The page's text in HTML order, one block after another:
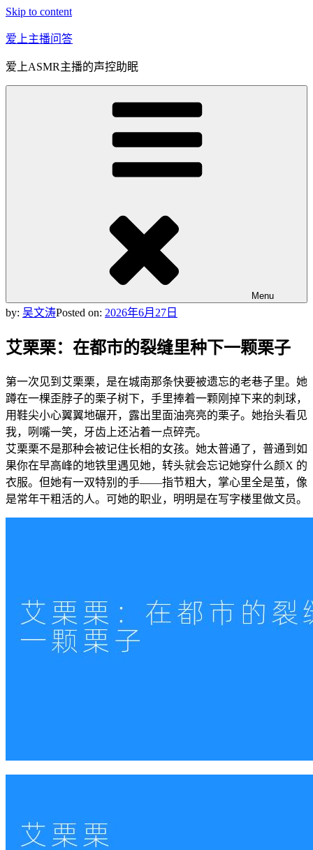
Skip to content
爱上主播问答
爱上ASMR主播的声控助眠
Menu
by: 吴文涛Posted on: 2026年6月27日
艾栗栗：在都市的裂缝里种下一颗栗子
第一次见到艾栗栗，是在城南那条快要被遗忘的老巷子里。她
蹲在一棵歪脖子的栗子树下，手里捧着一颗刚掉下来的刺球，
用鞋尖小心翼翼地碾开，露出里面油亮亮的栗子。她抬头看见
我，咧嘴一笑，牙齿上还沾着一点碎壳。
艾栗栗不是那种会被记住长相的女孩。她太普通了，普通到如
果你在早高峰的地铁里遇见她，转头就会忘记她穿什么颜X 的
衣服。但她有一双特别的手——指节粗大，掌心里全是茧，像
是常年干粗活的人。可她的职业，明明是在写字楼里做文员。